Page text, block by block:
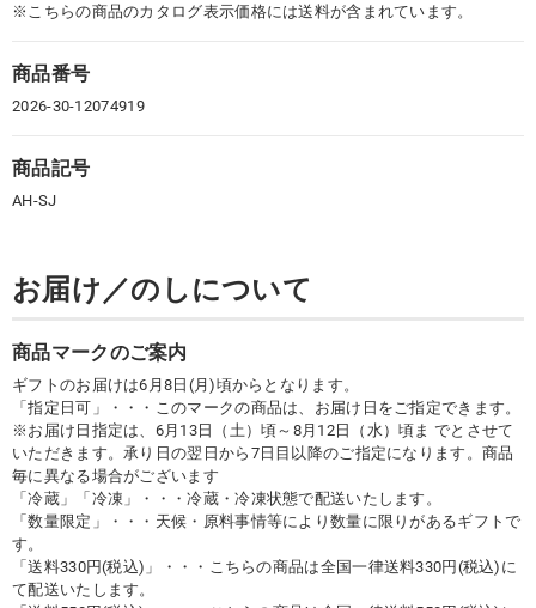
※こちらの商品のカタログ表示価格には送料が含まれています。
商品番号
2026-30-12074919
商品記号
AH-SJ
お届け／のしについて
商品マークのご案内
ギフトのお届けは6月8日(月)頃からとなります。
「指定日可」・・・このマークの商品は、お届け日をご指定できます。
※お届け日指定は、6月13日（土）頃～8月12日（水）頃ま でとさせて
いただきます。承り日の翌日から7日目以降のご指定になります。商品
毎に異なる場合がございます
「冷蔵」「冷凍」・・・冷蔵・冷凍状態で配送いたします。
「数量限定」・・・天候・原料事情等により数量に限りがあるギフトで
す。
「送料330円(税込)」・・・こちらの商品は全国一律送料330円(税込)に
て配送いたします。